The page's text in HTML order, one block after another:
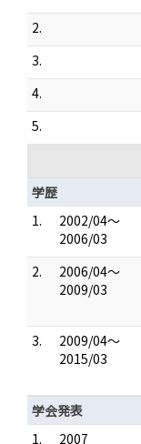
2.
3.
4.
5.
学歴
1.
2002/04～
2006/03
2.
2006/04～
2009/03
3.
2009/04～
2015/03
学会発表
1.
2007